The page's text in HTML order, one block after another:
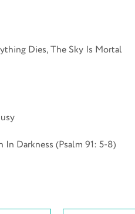
Dies, The Sky Is Mortal
Darkness (Psalm 91: 5-8)